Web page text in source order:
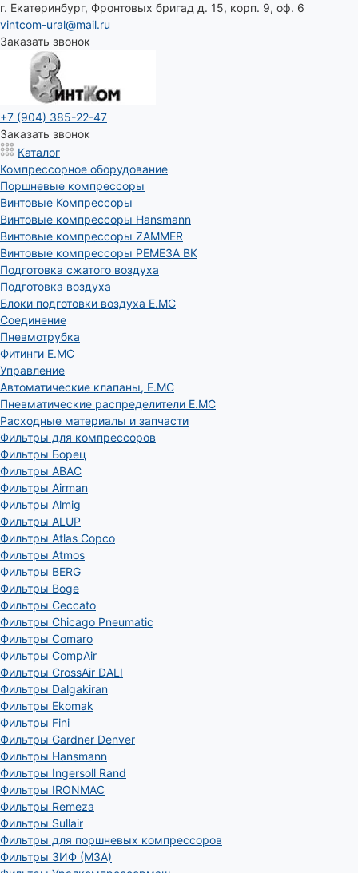
г. Екатеринбург, Фронтовых бригад д. 15, корп. 9, оф. 6
vintcom-ural@mail.ru
Заказать звонок
+7 (904) 385-22-47
Заказать звонок
Каталог
Компрессорное оборудование
Поршневые компрессоры
Винтовые Компрессоры
Винтовые компрессоры Hansmann
Винтовые компрессоры ZAMMER
Винтовые компрессоры РЕМЕЗА ВК
Подготовка сжатого воздуха
Подготовка воздуха
Блоки подготовки воздуха E.MC
Соединение
Пневмотрубка
Фитинги E.MC
Управление
Автоматические клапаны, Е.МС
Пневматические распределители E.MC
Расходные материалы и запчасти
Фильтры для компрессоров
Фильтры Борец
Фильтры ABAC
Фильтры Airman
Фильтры Almig
Фильтры ALUP
Фильтры Atlas Copco
Фильтры Atmos
Фильтры BERG
Фильтры Boge
Фильтры Ceccato
Фильтры Chicago Pneumatic
Фильтры Comaro
Фильтры CompAir
Фильтры CrossAir DALI
Фильтры Dalgakiran
Фильтры Ekomak
Фильтры Fini
Фильтры Gardner Denver
Фильтры Hansmann
Фильтры Ingersoll Rand
Фильтры IRONMAC
Фильтры Remeza
Фильтры Sullair
Фильтры для поршневых компрессоров
Фильтры ЗИФ (МЗА)